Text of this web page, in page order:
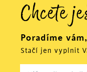
Chcete
Poradíme
Stačí jen vyplnit